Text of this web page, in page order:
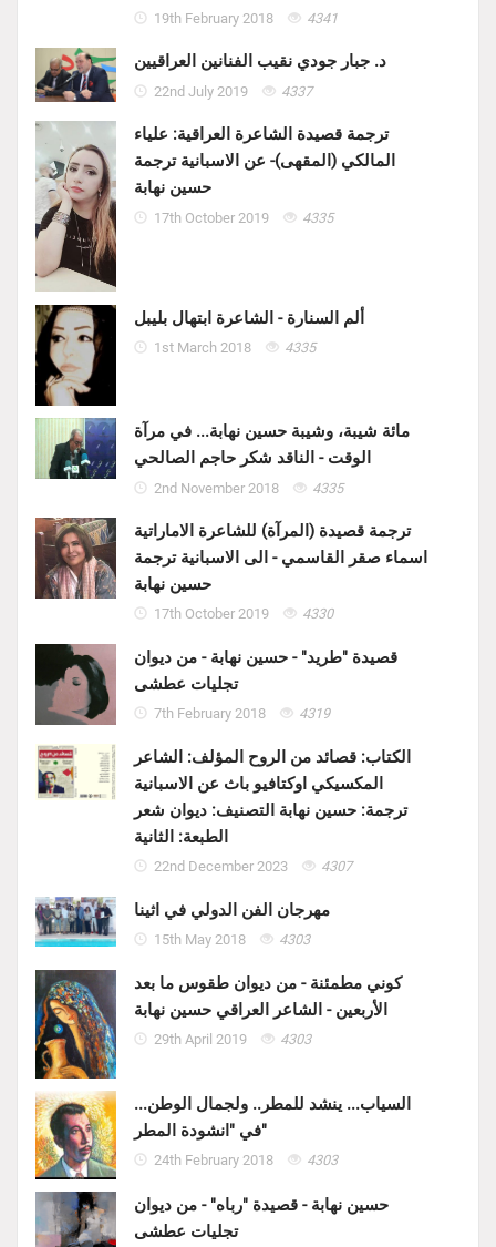
19th February 2018 4341
د. جبار جودي نقيب الفنانين العراقيين
22nd July 2019 4337
ترجمة قصيدة الشاعرة العراقية: علياء
المالكي (المقهى)- عن الاسبانية ترجمة
حسين نهابة
17th October 2019 4335
ألم السنارة - الشاعرة ابتهال بليبل
1st March 2018 4335
مائة شيبة، وشيبة حسين نهابة... في مرآة
الوقت - الناقد شكر حاجم الصالحي
2nd November 2018 4335
ترجمة قصيدة (المرآة) للشاعرة الاماراتية
اسماء صقر القاسمي - الى الاسبانية ترجمة
حسين نهابة
17th October 2019 4330
قصيدة "طريد" - حسين نهابة - من ديوان
تجليات عطشى
7th February 2018 4319
الكتاب: قصائد من الروح المؤلف: الشاعر
المكسيكي اوكتافيو باث عن الاسبانية
ترجمة: حسين نهابة التصنيف: ديوان شعر
الطبعة: الثانية
22nd December 2023 4307
مهرجان الفن الدولي في اثينا
15th May 2018 4303
كوني مطمئنة - من ديوان طقوس ما بعد
الأربعين - الشاعر العراقي حسين نهابة
29th April 2019 4303
السياب... ينشد للمطر.. ولجمال الوطن...
في "انشودة المطر"
24th February 2018 4303
حسين نهابة - قصيدة "رباه" - من ديوان
تجليات عطشى